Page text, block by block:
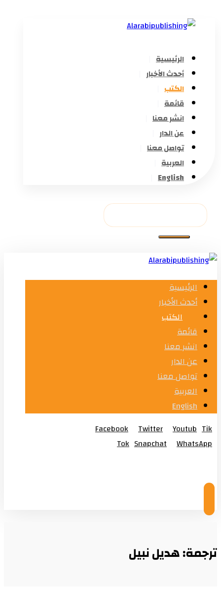
الرئيسية
أحدث الأخبار
الكتب
قائمة
انشر معنا
عن الدار
تواصل معنا
العربية
English
الرئيسية
أحدث الأخبار
الكتب
قائمة
انشر معنا
عن الدار
تواصل معنا
العربية
English
Facebook
Twitter Youtub Tik
Tok Snapchat
WhatsApp
ترجمة: هديل نبيل